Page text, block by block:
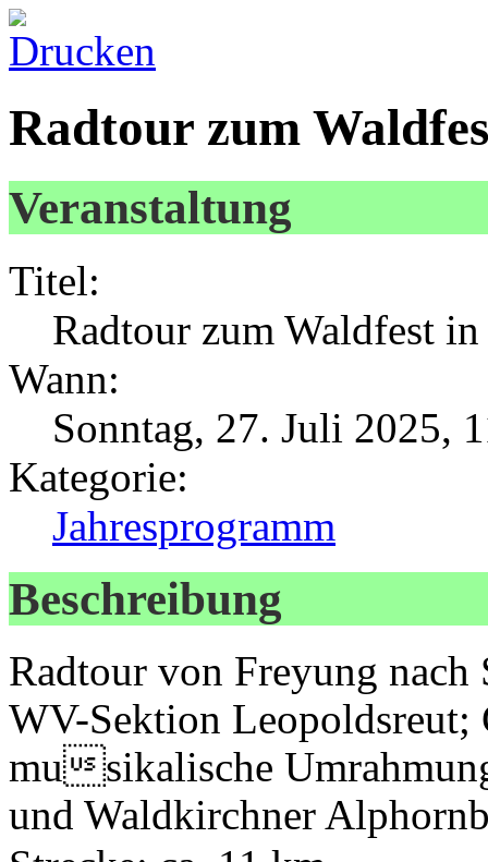
Radtour zum
Veranstaltung
Titel:
Radtour zum Waldfest
Wann:
Sonntag, 27. Juli 2025,
Kategorie:
Jahresprogramm
Beschreibung
Radtour von Freyung nach
WV-Sektion Leopoldsreut;
musikalische
und Waldkirchner